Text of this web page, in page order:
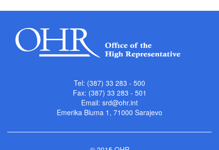
Tel: (387) 33 283 - 500
Fax: (387) 33 283 - 501
Email: srd@ohr.int
Emerika Bluma 1, 71000 Sarajevo